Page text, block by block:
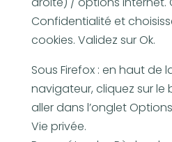
Confidentialité et
cookies. Validez sur Ok.
Sous Firefox : en haut de
navigateur, cliquez sur le
aller dans l’onglet
Vie privée.